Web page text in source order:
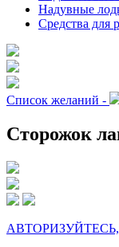
Надувные
Средства для
Список желаний -
Сторожок